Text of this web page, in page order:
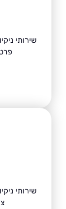
שירותי ניקיון בתים
פרטיים עם
שירותי ניקיון
צוות